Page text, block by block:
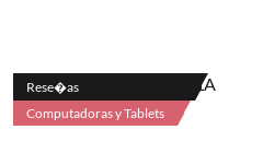
Rese�as
Computadoras y Tablets